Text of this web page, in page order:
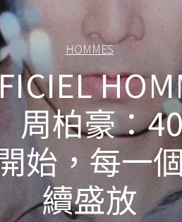
HOMMES
周柏豪：
始，每一
續盛放